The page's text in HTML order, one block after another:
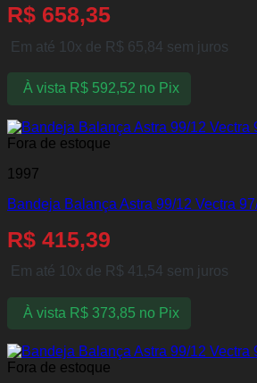
R$ 658,35
Em até 10x de R$ 65,84 sem juros
À vista R$592,52 no Pix
Fora de estoque
1997
Bandeja Balança Astra 99/12 Vectra
R$ 415,39
Em até 10x de R$ 41,54 sem juros
À vista R$373,85 no Pix
Fora de estoque